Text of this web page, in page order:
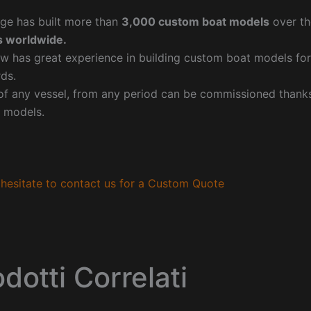
has built more than 3,000 custom boat models over
worldwide.
has great experience in building custom boat models
any vessel, from any period can be commissioned
to contact us for a Custom Quote
Correlati